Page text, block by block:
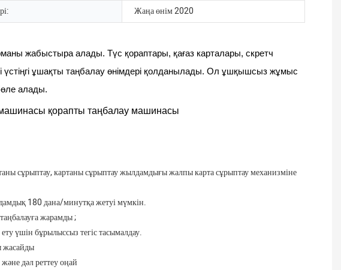
Жаңа өнім 2020
жабыстыра алады. Түс қораптары, қағаз карталары, скретч
үстіңгі ұшақты таңбалау өнімдері қолданылады. Ол ұшқышсыз жұмыс
алады.
сұрыптау, картаны сұрыптау жылдамдығы жалпы карта сұрыптау механизміне
180 дана/минутқа жетуі мүмкін.
жарамды;
үшін бұрылыссыз тегіс тасымалдау.
жасайды
дәл реттеу оңай